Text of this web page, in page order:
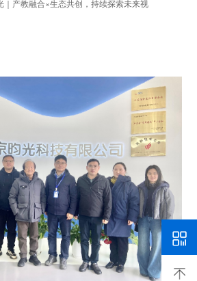
｜产教融合×生态共创，持续探索未来视